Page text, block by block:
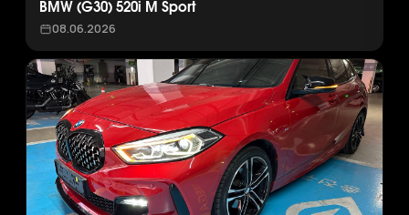
BMW (G30) 520i M Sport
08.06.2026